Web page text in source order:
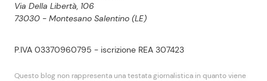
Via Della Libertà, 106
73030 - Montesano Salentino (LE)
P.IVA 03370960795 - iscrizione REA 307423
Questo blog non rappresenta una testata giornalistica in quanto viene